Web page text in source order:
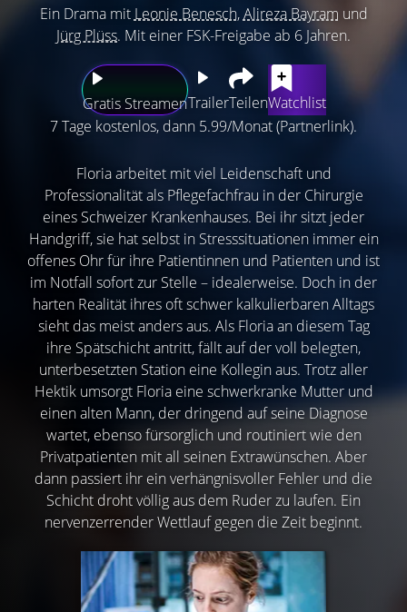
Ein Drama mit Leonie Benesch,Alireza Bayram und
Jürg Plüss. Mit einer FSK-Freigabe ab 6 Jahren.
Gratis StreamenTrailerTeilenWatchlist
7 Tage kostenlos, dann 5.99/Monat (Partnerlink).
Floria arbeitet mit viel Leidenschaft und
Professionalität als Pflegefachfrau in der Chirurgie
eines Schweizer Krankenhauses. Bei ihr sitzt jeder
Handgriff, sie hat selbst in Stresssituationen immer ein
offenes Ohr für ihre Patientinnen und Patienten und ist
im Notfall sofort zur Stelle – idealerweise. Doch in der
harten Realität ihres oft schwer kalkulierbaren Alltags
sieht das meist anders aus. Als Floria an diesem Tag
ihre Spätschicht antritt, fällt auf der voll belegten,
unterbesetzten Station eine Kollegin aus. Trotz aller
Hektik umsorgt Floria eine schwerkranke Mutter und
einen alten Mann, der dringend auf seine Diagnose
wartet, ebenso fürsorglich und routiniert wie den
Privatpatienten mit all seinen Extrawünschen. Aber
dann passiert ihr ein verhängnisvoller Fehler und die
Schicht droht völlig aus dem Ruder zu laufen. Ein
nervenzerrender Wettlauf gegen die Zeit beginnt.